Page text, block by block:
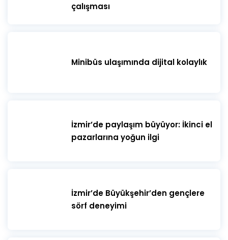
çalışması
Minibüs ulaşımında dijital kolaylık
İzmir’de paylaşım büyüyor: İkinci el
pazarlarına yoğun ilgi
İzmir’de Büyükşehir’den gençlere
sörf deneyimi